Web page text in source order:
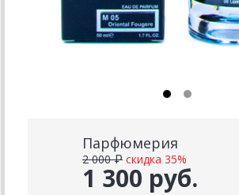
Парфюмерия
1 300 руб.
2 000 ₽ скидка 35%